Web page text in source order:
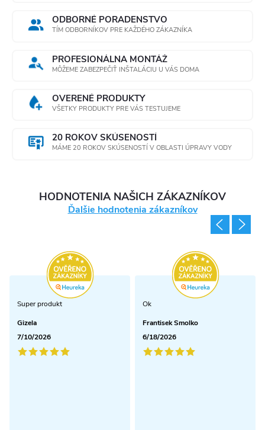
ODBORNÉ PORADENSTVO
TÍM ODBORNÍKOV PRE KAŽDÉHO ZÁKAZNÍKA
PROFESIONÁLNA MONTÁŽ
MÔŽEME ZABEZPEČIŤ INŠTALÁCIU U VÁS DOMA
OVERENÉ PRODUKTY
VŠETKY PRODUKTY PRE VÁS TESTUJEME
20 ROKOV SKÚSENOSTÍ
MÁME 20 ROKOV SKÚSENOSTÍ V OBLASTI ÚPRAVY VODY
HODNOTENIA NAŠICH ZÁKAZNÍKOV
Ďalšie hodnotenia zákazníkov
Super produkt
Gizela
7/10/2026
Ok
Frantisek Smolko
6/18/2026